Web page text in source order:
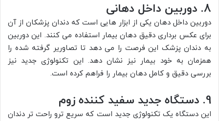
8. دوربین داخل دهانی
دوربین داخل دهان یکی از ابزار هایی است که دندان پزشکان از آن
برای عکس برداری دقیق دهان بیمار استفاده می کنند. این دوربین
به دندان پزشک این فرصت را می دهد تا تصاوریر گرفته شده را
همزمان به خود بیمار نیز نشان دهد. این تکنولوژی جدید نیز
بررسی دقیق و کامل دهان بیمار را فراهم کرده است.
9. دستگاه جدید سفید کننده زوم
این دستگاه یک تکنولوژی جدید است که سریع ترو راحت تر دندان